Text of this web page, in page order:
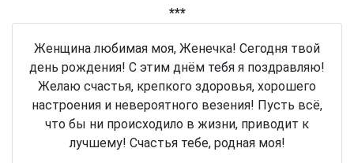
***
Женщина любимая моя, Женечка! Сегодня твой
день рождения! С этим днём тебя я поздравляю!
Желаю счастья, крепкого здоровья, хорошего
настроения и невероятного везения! Пусть всё,
что бы ни происходило в жизни, приводит к
лучшему! Счастья тебе, родная моя!